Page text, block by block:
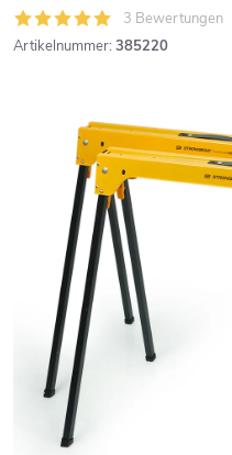
3 Bewertungen
Artikelnummer: 385220